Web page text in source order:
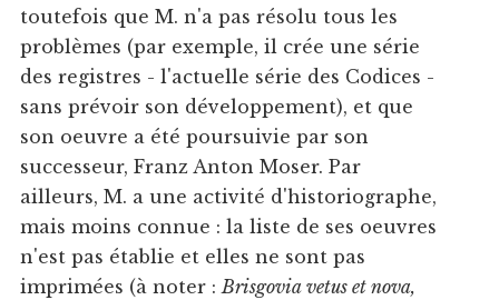
toutefois que M. n'a pas résolu tous les
problèmes (par exemple, il crée une série
des registres - l'actuelle série des Codices -
sans prévoir son développement), et que
son oeuvre a été poursuivie par son
successeur, Franz Anton Moser. Par
ailleurs, M. a une activité d'historiographe,
mais moins connue : la liste de ses oeuvres
n'est pas établie et elles ne sont pas
imprimées (à noter :Brisgovia vetus et nova,